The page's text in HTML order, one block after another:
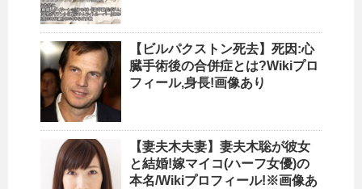
【ビルパクストン死去】死因:心
臓手術後の合併症とは?Wikiプロ
フィール,身長!画像あり
【妻夫木夫妻】妻夫木聡が彼女
と結婚!嫁マイコ(ハーフ女優)の
本名/Wikiプロフィール!※画像あ